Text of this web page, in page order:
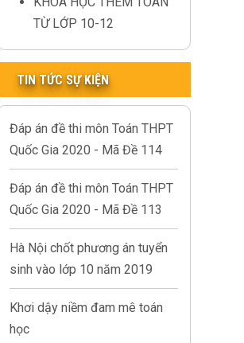
TỪ LỚP 10-12
TIN TỨC SỰ KIỆN
Đáp án đề thi môn Toán THPT
Quốc Gia 2020 - Mã Đề 114
Đáp án đề thi môn Toán THPT
Quốc Gia 2020 - Mã Đề 113
Hà Nội chốt phương án tuyển
sinh vào lớp 10 năm 2019
Khơi dậy niềm đam mê toán
học